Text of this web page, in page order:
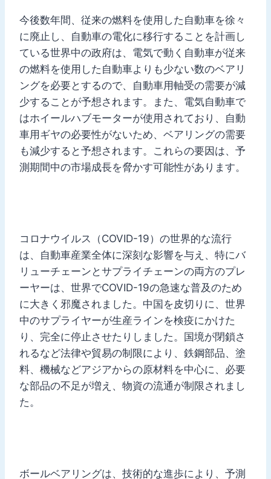
今後数年間、従来の燃料を使用した自動車を徐々
に廃止し、自動車の電化に移行することを計画し
ている世界中の政府は、電気で動く自動車が従来
の燃料を使用した自動車よりも少ない数のベアリ
ングを必要とするので、自動車用軸受の需要が減
少することが予想されます。また、電気自動車で
はホイールハブモーターが使用されており、自動
車用ギヤの必要性がないため、ベアリングの需要
も減少すると予想されます。これらの要因は、予
測期間中の市場成長を脅かす可能性があります。
コロナウイルス（COVID-19）の世界的な流行
は、自動車産業全体に深刻な影響を与え、特にバ
リューチェーンとサプライチェーンの両方のプレ
ーヤーは、世界でCOVID-19の急速な普及のため
に大きく邪魔されました。中国を皮切りに、世界
中のサプライヤーが生産ラインを検疫にかけた
り、完全に停止させたりしました。国境が閉鎖さ
れるなど法律や貿易の制限により、鉄鋼部品、塗
料、機械などアジアからの原材料を中心に、必要
な部品の不足が増え、物資の流通が制限されまし
た。
ボールベアリングは、技術的な進歩により、予測